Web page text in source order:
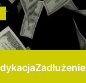
Zadłużenie